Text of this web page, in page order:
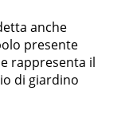
anche
presente
rappresenta il
di giardino